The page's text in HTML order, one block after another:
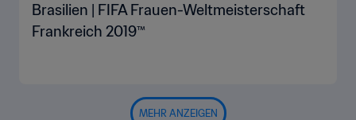
Brasilien | FIFA Frauen-Weltmeisterschaft
Frankreich 2019™
MEHR ANZEIGEN